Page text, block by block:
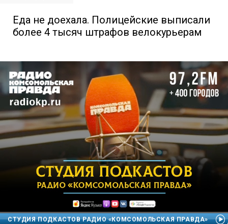
Еда не доехала. Полицейские выписали
более 4 тысяч штрафов велокурьерам
СТУДИЯ ПОДКАСТОВ РАДИО «КОМСОМОЛЬСКАЯ ПРАВДА»